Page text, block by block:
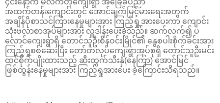
၄င်းနောက် မလက်တိုကျေးရွာ အခြေခံပညာ
အထက်တန်းကျောင်းတွင် အောင်ချက်မြင့်မားရေးအတွက်
အချိန်ပိုစာသင်ကြားနေမှုများအား ကြည့်ရှု့အားပေးကာ ကျောင်း
သုံးဗလာစာအုပ်များအား လှူဒါန်းပေးခဲ့သည်။ ဆက်လက်၍ ပ
လောင်ကျေးရွာရှိ တောင်သူဦးစိန်ဝင်းမြိုင်၏ နွေစပါးစိုက်ခင်းအား
ကြည့်ရှုစစ်ဆေးပြီး တော်တလုပ်ကျေးရွာအုပ်စုရှိ တောင်သူဦးမင်း
ထင်စိုက်ပျိုးထားသည့် ဆီးထွက်သီးနှံ(နေကြာ) အောင်မြင်
ဖြစ်ထွန်းနေမှုများအား ကြည့်ရှုအားပေး ခဲ့ကြောင်းသိရသည်။